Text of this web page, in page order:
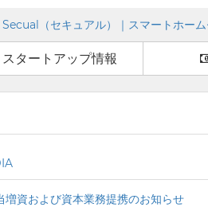
Secual（セキュアル）｜スマートホー
スタートアップ情報
増資および資本業務提携のお知らせ